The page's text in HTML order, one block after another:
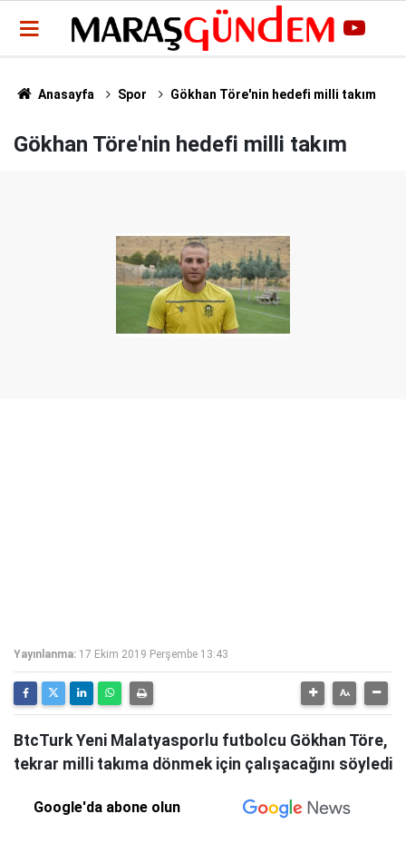
Anasayfa Spor Gökhan Töre'nin hedefi milli takım
Gökhan Töre'nin hedefi milli takım
Yayınlanma: 17 Ekim 2019 Perşembe 13:43
BtcTurk Yeni Malatyasporlu futbolcu Gökhan Töre,
tekrar milli takıma dönmek için çalışacağını söyledi
Google'da abone olun